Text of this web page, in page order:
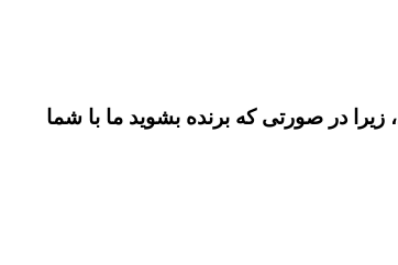
در صورتی که برنده بشوید ما با شما